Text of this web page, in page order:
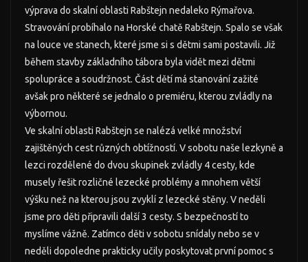
výprava do skalní oblasti Rabštejn nedaleko Rýmařova.
Stravování probíhalo na Horské chatě Rabštejn. Spalo se však
na louce ve stanech, které jsme si s dětmi sami postavili. Již
během stavby základního tábora byla vidět mezi dětmi
spolupráce a soudržnost. Část dětí má stanování zažité
avšak pro některé se jednalo o premiéru, kterou zvládly na
výbornou.
Ve skalní oblasti Rabštejn se nalézá velké množství
zajištěných cest různých obtížností. V sobotu naše lezkyně a
lezci rozdělené do dvou skupinek zvládly 4 cesty, kde
musely řešit rozličné lezecké problémy a mnohem větší
výšku než na kterou jsou zvyklí z lezecké stěny. V neděli
jsme pro děti připravili další 3 cesty. S bezpečností to
myslíme vážně. Zatímco děti v sobotu snídaly nebo se v
neděli dopoledne prakticky učily poskytovat první pomoc s